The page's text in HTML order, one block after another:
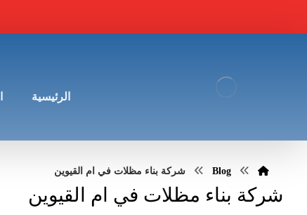
الرئيسية
Blog شركة بناء مظلات في ام القيوين
شركة بناء مظلات في ام القيوين